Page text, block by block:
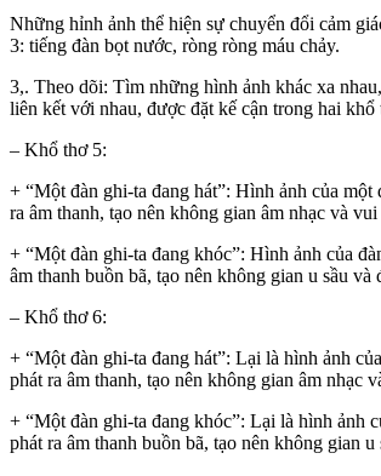
Những hỉnh ảnh thể hiện sự chuyển đổi cảm
3: tiếng đàn bọt nước, ròng ròng máu chảy.
3,. Theo dõi: Tìm những hình ảnh khác xa
liên kết với nhau, được đặt kế cận trong hai khổ
– Khổ thơ 5:
+ “Một đàn ghi-ta đang hát”: Hình ảnh của một
ra âm thanh, tạo nên không gian âm nhạc và vui
+ “Một đàn ghi-ta đang khóc”: Hình ảnh của
âm thanh buồn bã, tạo nên không gian u sầu và
– Khổ thơ 6:
+ “Một đàn ghi-ta đang hát”: Lại là hình ảnh
phát ra âm thanh, tạo nên không gian âm nhạc
+ “Một đàn ghi-ta đang khóc”: Lại là hình ảnh
phát ra âm thanh buồn bã, tạo nên không gian u